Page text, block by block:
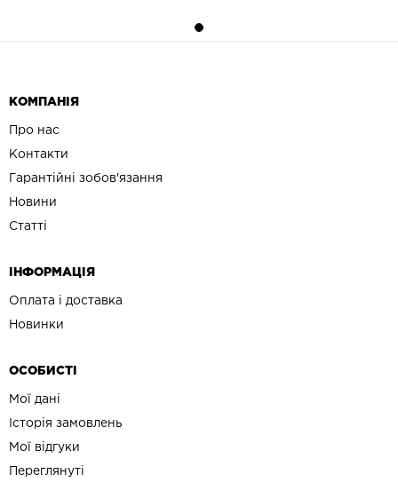
КОМПАНІЯ
Про нас
Контакти
Гарантійні зобов'язання
Новини
Статті
ІНФОРМАЦІЯ
Оплата і доставка
Новинки
ОСОБИСТІ
Мої дані
Історія замовлень
Мої відгуки
Переглянуті